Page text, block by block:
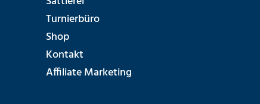
Turnierbüro
Shop
Kontakt
Affiliate Marketing